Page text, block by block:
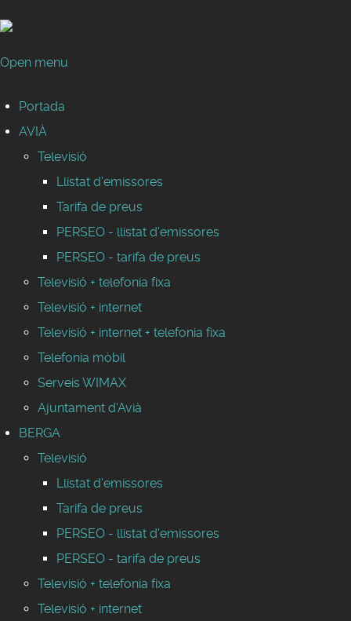
Open menu
Portada
AVIÀ
Televisió
Llistat d'emissores
Tarifa de preus
PERSEO - llistat d'emissores
PERSEO - tarifa de preus
Televisió + telefonia fixa
Televisió + internet
Televisió + internet + telefonia fixa
Telefonia mòbil
Serveis WIMAX
Ajuntament d'Avià
BERGA
Televisió
Llistat d'emissores
Tarifa de preus
PERSEO - llistat d'emissores
PERSEO - tarifa de preus
Televisió + telefonia fixa
Televisió + internet